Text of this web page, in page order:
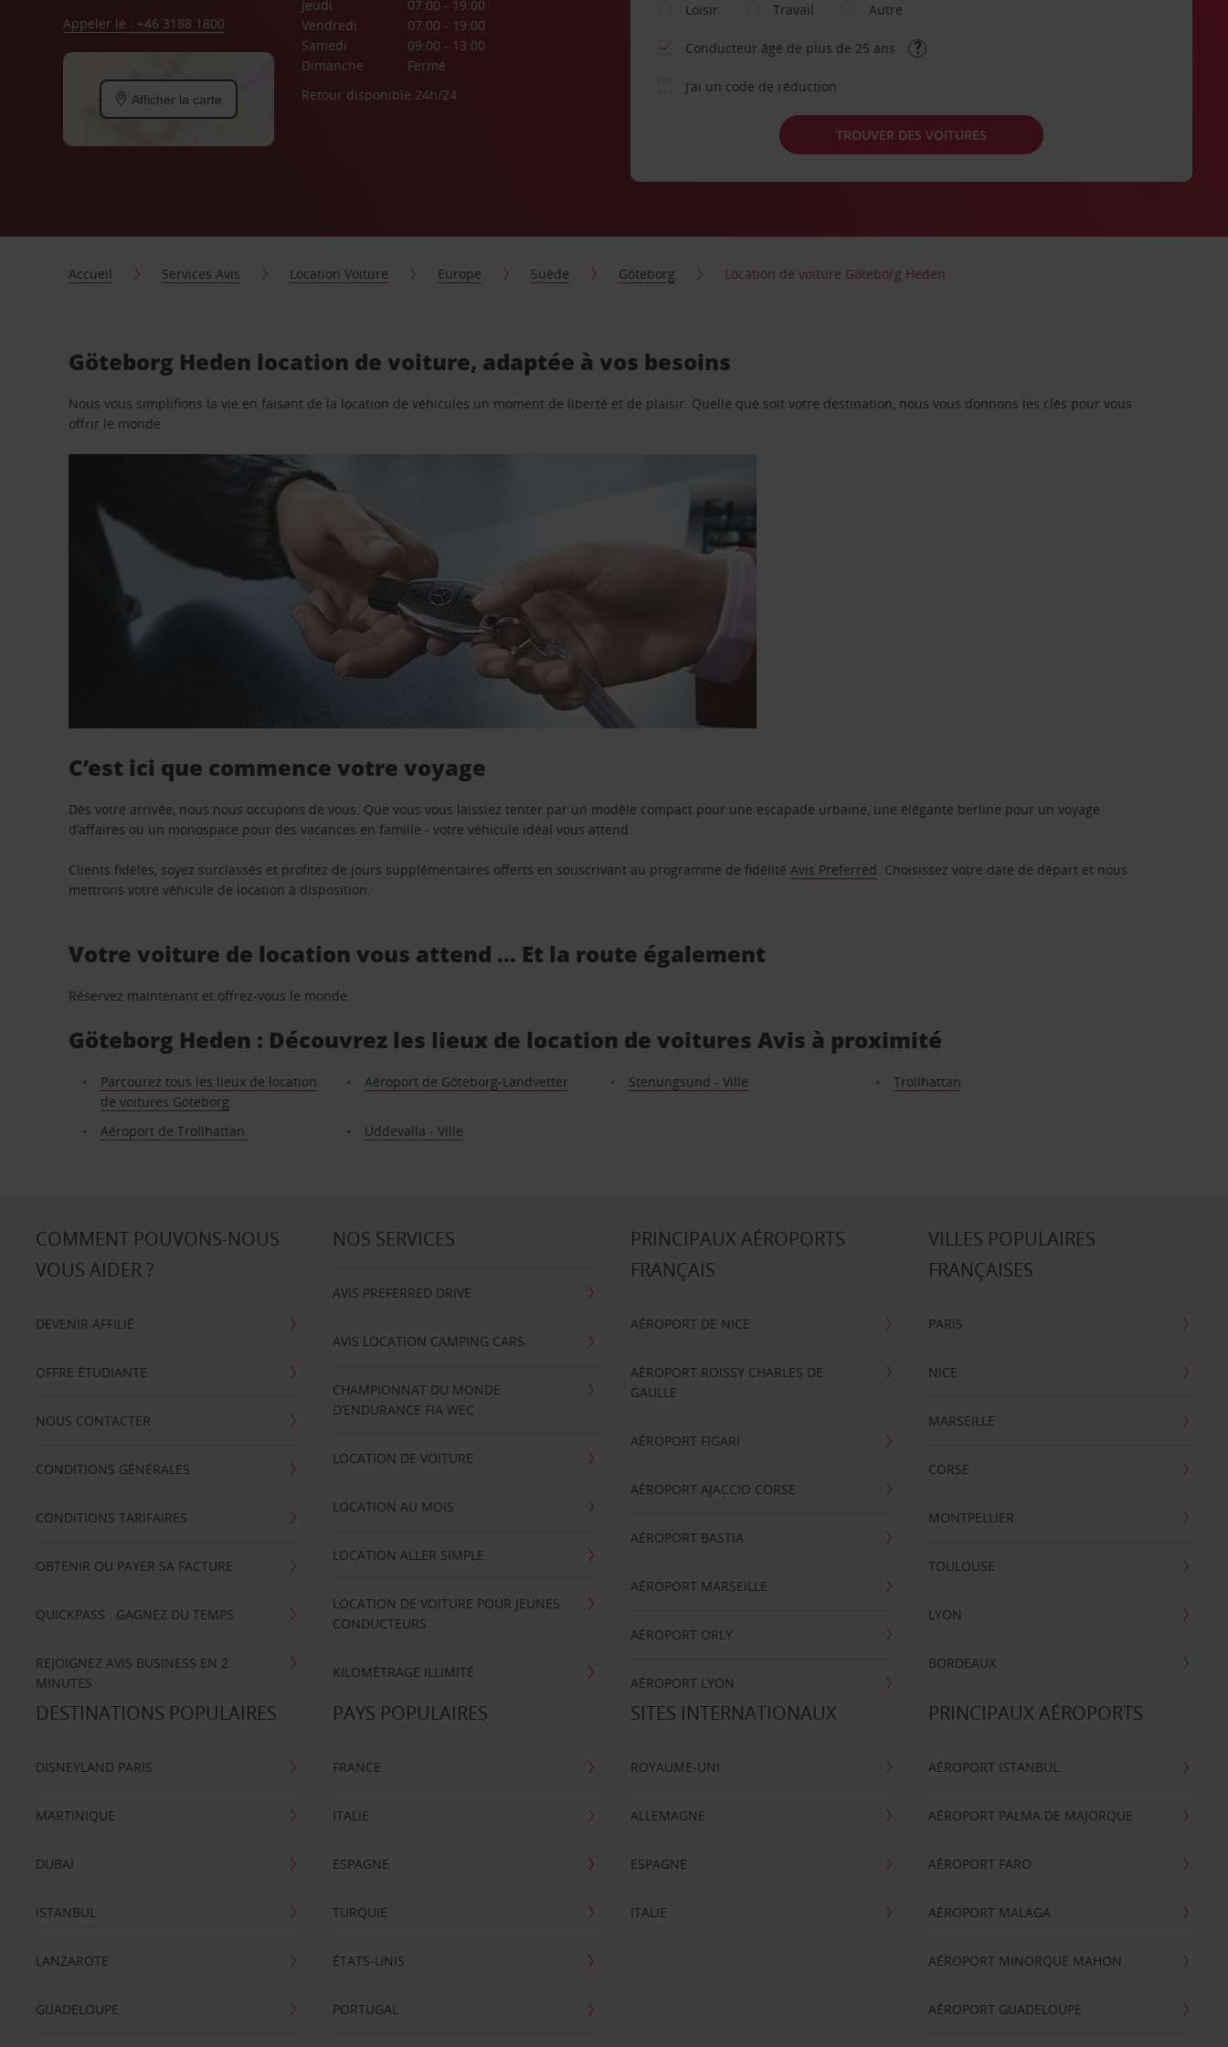
Appeler le : +46 3188 1800
Afficher la carte
Jeudi
07:00 - 19:00
Vendredi
07:00 - 19:00
Samedi
09:00 - 13:00
Dimanche
Fermé
Retour disponible 24h/24
Loisir
Travail Autre
Conducteur âgé de plus de 25 ans
J’ai un code de réduction
TROUVER DES VOITURES
Accueil Services Avis Location Voiture Europe Suède Göteborg Location de voiture Göteborg Heden
Göteborg Heden location de voiture, adaptée à vos besoins
Nous vous simplifions la vie en faisant de la location de véhicules un moment de liberté et de plaisir. Quelle que soit votre destination, nous vous donnons les clés pour vous
offrir le monde.
C’est ici que commence votre voyage
Dès votre arrivée, nous nous occupons de vous. Que vous vous laissiez tenter par un modèle compact pour une escapade urbaine, une élégante berline pour un voyage
d’affaires ou un monospace pour des vacances en famille - votre véhicule idéal vous attend.
Clients fidèles, soyez surclassés et profitez de jours supplémentaires offerts en souscrivant au programme de fidélitéAvis Preferred. Choisissez votre date de départ et nous
mettrons votre véhicule de location à disposition.
Votre voiture de location vous attend … Et la route également
Réservez maintenant et offrez-vous le monde.
Göteborg Heden : Découvrez les lieux de location de voitures Avis à proximité
Parcourez tous les lieux de location
de voitures Göteborg
Aéroport de Göteborg-Landvetter Stenungsund - Ville Trollhattan
Aéroport de Trollhattan Uddevalla - Ville
COMMENT POUVONS-NOUS
VOUS AIDER ?
DEVENIR AFFILIÉ
OFFRE ÉTUDIANTE
NOUS CONTACTER
CONDITIONS GÉNÉRALES
CONDITIONS TARIFAIRES
OBTENIR OU PAYER SA FACTURE
QUICKPASS : GAGNEZ DU TEMPS
REJOIGNEZ AVIS BUSINESS EN 2
MINUTES
NOS SERVICES
AVIS PREFERRED DRIVE
AVIS LOCATION CAMPING CARS
CHAMPIONNAT DU MONDE
D’ENDURANCE FIA WEC
LOCATION DE VOITURE
LOCATION AU MOIS
LOCATION ALLER SIMPLE
LOCATION DE VOITURE POUR JEUNES
CONDUCTEURS
KILOMÉTRAGE ILLIMITÉ
PRINCIPAUX AÉROPORTS
FRANÇAIS
AÉROPORT DE NICE
AÉROPORT ROISSY CHARLES DE
GAULLE
AÉROPORT FIGARI
AÉROPORT AJACCIO CORSE
AÉROPORT BASTIA
AÉROPORT MARSEILLE
AÉROPORT ORLY
AÉROPORT LYON
VILLES POPULAIRES
FRANÇAISES
PARIS
NICE
MARSEILLE
CORSE
MONTPELLIER
TOULOUSE
LYON
BORDEAUX
DESTINATIONS POPULAIRES
DISNEYLAND PARIS
MARTINIQUE
DUBAÏ
ISTANBUL
LANZAROTE
GUADELOUPE
PAYS POPULAIRES
FRANCE
ITALIE
ESPAGNE
TURQUIE
ÉTATS-UNIS
PORTUGAL
SITES INTERNATIONAUX
ROYAUME-UNI
ALLEMAGNE
ESPAGNE
ITALIE
PRINCIPAUX AÉROPORTS
AÉROPORT ISTANBUL
AÉROPORT PALMA DE MAJORQUE
AÉROPORT FARO
AÉROPORT MALAGA
AÉROPORT MINORQUE MAHON
AÉROPORT GUADELOUPE